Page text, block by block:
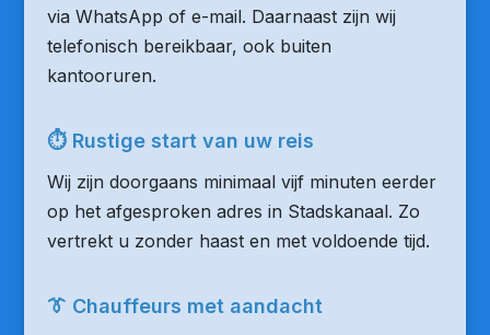
via WhatsApp of e-mail. Daarnaast zijn wij
telefonisch bereikbaar, ook buiten
kantooruren.
⏱ Rustige start van uw reis
Wij zijn doorgaans minimaal vijf minuten eerder
op het afgesproken adres in Stadskanaal. Zo
vertrekt u zonder haast en met voldoende tijd.
👔 Chauffeurs met aandacht